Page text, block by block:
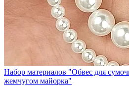
Набор материалов "Обвес для
жемчугом майорка"